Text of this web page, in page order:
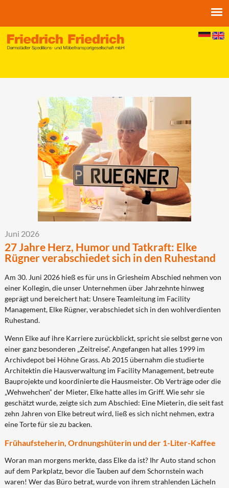
Juni 2026
27 Jahre Herz, Humor und Tatkraft: Elke
Rügner verabschiedet sich in den Ruhestand
Am 30. Juni 2026 hieß es für uns in Griesheim Abschied nehmen von
einer Kollegin, die unser Unternehmen über Jahrzehnte hinweg
geprägt und bereichert hat: Unsere Teamleitung im Facility
Management, Elke Rügner, verabschiedet sich in den wohlverdienten
Ruhestand.
Wenn Elke auf ihre Karriere zurückblickt, spricht sie selbst gerne von
einer ganz besonderen „Zeitreise“. Angefangen hat alles 1999 im
Archivdepot bei Höhne Grass. Ab 2015 übernahm die studierte
Architektin die Hausverwaltung im Facility Management, betreute
Bauprojekte und koordinierte die Hausmeister. Ob Verträge oder die
„Wehwehchen“ der Mieter, Elke hatte alles im Griff. Wie sehr sie
geschätzt wurde, zeigte sich zum Abschied: Eine Mieterin, die seit fast
zehn Jahren von Elke betreut wird, ließ es sich nicht nehmen, extra
eine Torte für sie zu backen.
Frühaufsteherin, Ordnungshüterin und der 1-Liter-Kaffee
Woran man morgens merkte, dass Elke da ist? Ihr Auto stand schon
auf dem Parkplatz, bevor die Tauben auf dem Schornstein wach
waren! Wer das Büro betrat, wurde von ihrem strahlenden Lächeln